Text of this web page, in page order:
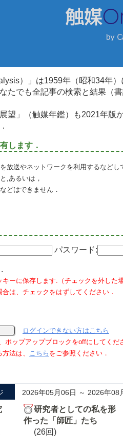
）」は1959年（昭和34年
たでも全記事の検索と結果（
望」（触媒年鑑）も2021年
します．
放送やネットワークを利用するなど
,あるいは，
どはできません．
パスワード:
キーに保存します.（チェックを外した
は、チェックをはずしてください．
ログインできない方はこちら
ポップアップブロックをoffにしてくだ
法は、 こちら をご参照ください．
2026年05月06日 ～ 2026年08
研究者としての私を形
作った「師匠」たち
(26回)